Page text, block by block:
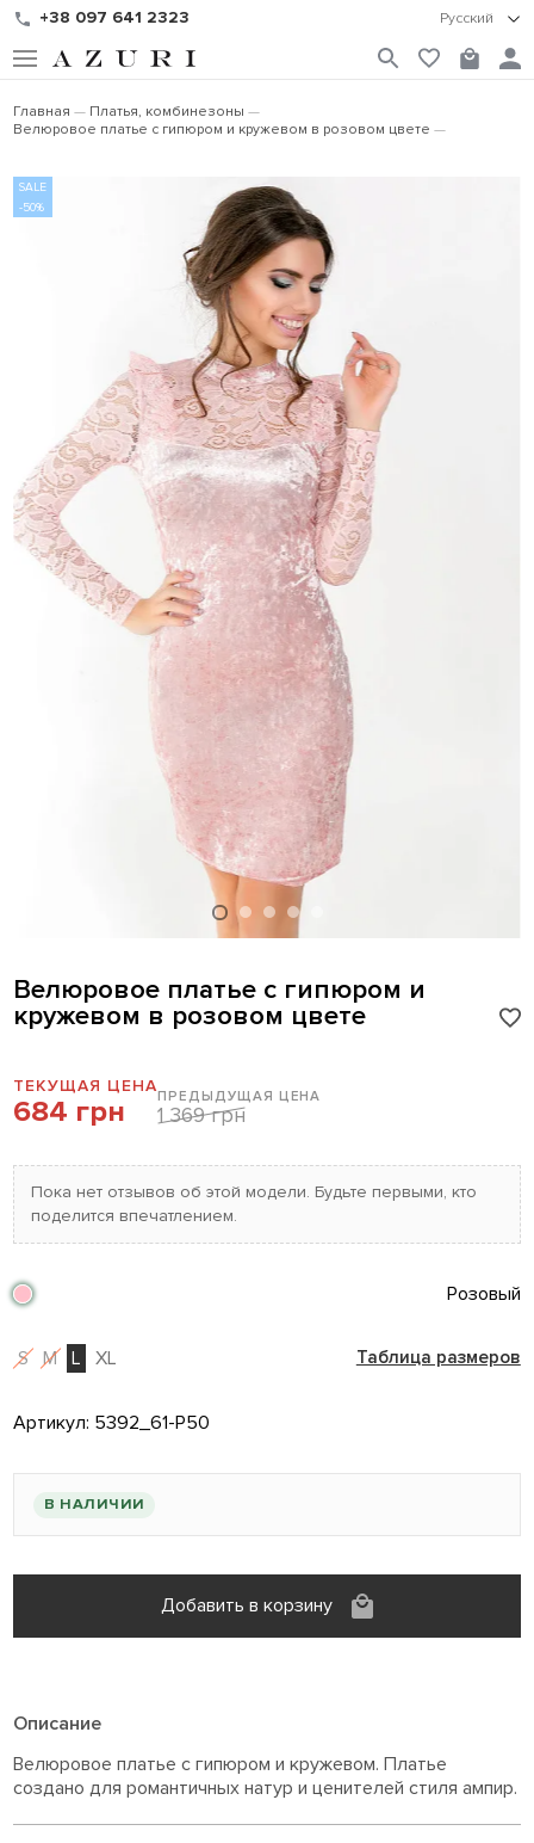
+38 097 641 2323 Русский
Главная
Платья, комбинезоны
Велюровое платье с гипюром и кружевом в розовом цвете
Велюровое платье с гипюром и
кружевом в розовом цвете
ТЕКУЩАЯ ЦЕНА
684 грн ПРЕДЫДУЩАЯ ЦЕНА
1 369 грн
Пока нет отзывов об этой модели. Будьте первыми, кто
поделится впечатлением.
Розовый
S M L XL Таблица размеров
Артикул: 5392_61-P50
В НАЛИЧИИ
Добавить в корзину
Описание
Велюровое платье с гипюром и кружевом. Платье
создано для романтичных натур и ценителей стиля ампир.